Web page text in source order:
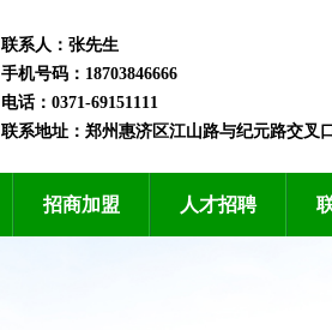
联系人：张先生
手机号码：18703846666
电话：0371-69151111
联系地址：郑州惠济区江山路与纪元路交叉
招商加盟 人才招聘